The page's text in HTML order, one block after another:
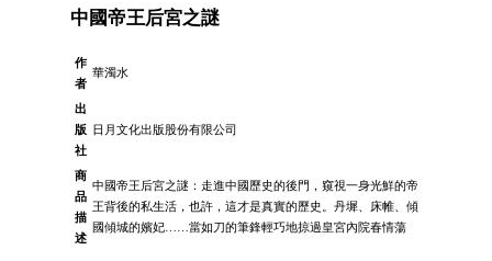
中國帝王后宮之謎
作
者
華濁水
出
版
社
日月文化出版股份有限公司
商
品
描
述
中國帝王后宮之謎：走進中國歷史的後門，窺視一身光鮮的帝
王背後的私生活，也許，這才是真實的歷史。丹墀、床帷、傾
國傾城的嬪妃……當如刀的筆鋒輕巧地掠過皇宮內院春情蕩